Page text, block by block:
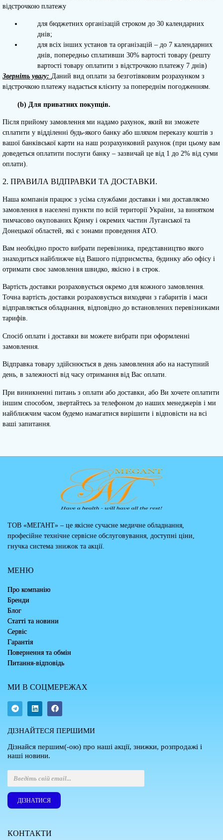
відстрочкою платежу
для бюджетних організацій строком до 30 календарних
днів;
для всіх інших установ та організацій – до 7 календарних
днів, попередньо сплативши 30% вартості товару (решту
вартості товару оплатити з відстрочкою платежу 7 днів)
Зверніть увагу: Даний вид оплати за безготівковим розрахунком з
відстрочкою платежу надається клієнту за попереднім погодженням.
(b) Для приватних покупців.
Після прийому замовлення ми надамо рахунок, який ви зможете
сплатити у відділенні будь-якого банку або шляхом переказу коштів з
вашої банківської карти на наш розрахунковий рахунок (при цьому вам
доведеться оплатити послуги банку – зазвичай це від 1 до 2% від суми
оплати).
2. ПРАВИЛА ВІДПРАВКИ ТА ДОСТАВКИ.
Наша компанія працює з усіма службами доставки і ми доставляємо
замовлення в населені пункти по всій території України, за винятком
тимчасово окупованих Криму і окремих частин Луганської та
Донецької областей, які є зонами проведення АТО.
Вам необхідно просто вибрати перевізника, представництво якого
знаходиться найближче від Вашого підприємства, будинку або офісу і
отримати своє замовлення швидко, якісно і в строк.
Вартість доставки розраховується окремо для кожного замовлення.
Точна вартість доставки розраховується виходячи з габаритів і маси
відправляється обладнання, відповідно до встановлених перевізниками
тарифів.
Спосіб оплати і доставки ви можете вибрати при оформленні
замовлення.
Відправка товару здійснюється в день замовлення або на наступний
день, в залежності від часу отримання від Вас оплати.
При виникненні питань з оплати або доставки, або Ви хочете оплатити
іншим способом, звертайтесь за телефоном до наших менеджерів і ми
найближчим часом будемо намагатися вирішити і відповісти на всі
ваші запитання.
ТОВ «МЕГАНТ» – це якісне сучасне медичне обладнання,
професійне технічне сервісне обслуговування, доступні ціни,
гнучка система знижок та акції.
МЕНЮ
Про компанію
Бренди
Блог
Статті та новини
Сервіс
Гарантія
Повернення та обмін
Питання-відповідь
МИ В СОЦМЕРЕЖАХ
ДІЗНАЙТЕСЯ ПЕРШИМИ
Дізнайся першим(-ою) про наші акції, знижки, розпродажі і
наші новини.
ДІЗНАТИСЯ
КОНТАКТИ